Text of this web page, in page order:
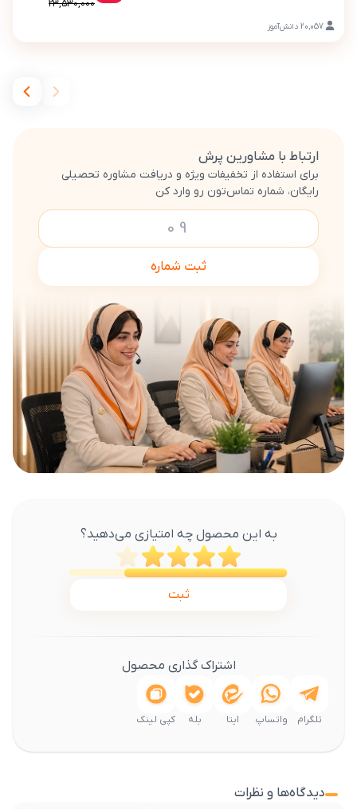
20,057 دانش‌آموز
23,530,000
ارتباط با مشاورین پرش
برای استفاده از تخفیفات ویژه و دریافت مشاوره تحصیلی
رایگان، شماره تماس‌تون رو وارد کن
ثبت شماره
به این محصول چه امتیازی می‌دهید؟
ثبت
اشتراک گذاری محصول
تلگرام واتساپ ایتا بله کپی لینک
دیدگاه‌ها و نظرات